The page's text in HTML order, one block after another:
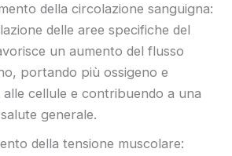
della circolazione sanguigna:
delle aree specifiche del
un aumento del flusso
portando più ossigeno e
cellule e contribuendo a una
generale.
della tensione muscolare: